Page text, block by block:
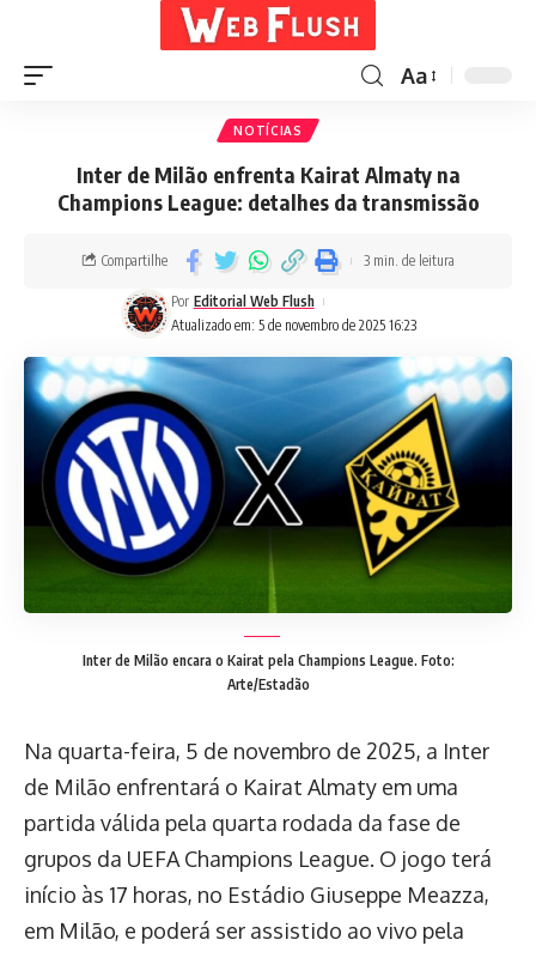
Aa
NOTÍCIAS
Inter de Milão enfrenta Kairat Almaty na
Champions League: detalhes da transmissão
Atualizado em: 5 de novembro de 2025 16:23
Por Editorial Web Flush
Compartilhe 3 min. de leitura
Inter de Milão encara o Kairat pela Champions League. Foto:
Arte/Estadão
Na quarta-feira, 5 de novembro de 2025, a Inter
de Milão enfrentará o Kairat Almaty em uma
partida válida pela quarta rodada da fase de
grupos da UEFA Champions League. O jogo terá
início às 17 horas, no Estádio Giuseppe Meazza,
em Milão, e poderá ser assistido ao vivo pela